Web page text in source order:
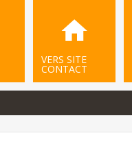
VERS SITE
CONTACT